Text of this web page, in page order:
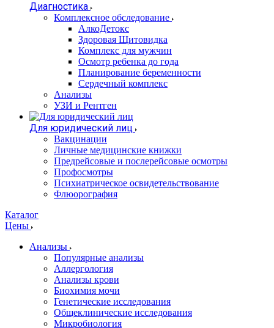
Диагностика
Комплексное обследование
АлкоДетокс
Здоровая Щитовидка
Комплекс для мужчин
Осмотр ребенка до года
Планирование беременности
Сердечный комплекс
Анализы
УЗИ и Рентген
Для юридический лиц
Вакцинации
Личные медицинские книжки
Предрейсовые и послерейсовые осмотры
Профосмотры
Психиатрическое освидетельствование
Флюорография
Каталог
Цены
Анализы
Популярные анализы
Аллергология
Анализы крови
Биохимия мочи
Генетические исследования
Общеклинические исследования
Микробиология